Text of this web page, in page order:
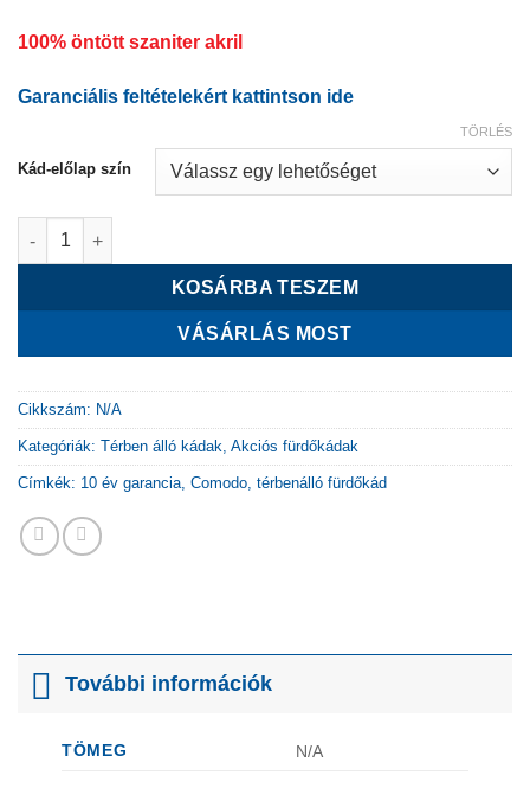
100% öntött szaniter akril
Garanciális feltételekért kattintson ide
Kád-előlap szín
TÖRLÉS
Dalia FS 170x80 térbenálló fürdőkád mennyiség
KOSÁRBA TESZEM
VÁSÁRLÁS MOST
Cikkszám: N/A
Kategóriák: Térben álló kádak Akciós fürdőkádak
Címkék: 10 év garancia Comodo térbenálló fürdőkád
További információk
TÖMEG N/A